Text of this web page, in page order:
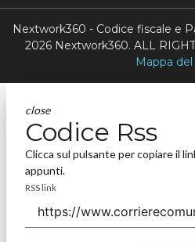
Nextwork360 - Codice fiscale e
2026 Nextwork360. ALL
Mappa
close
Codice Rss
Clicca sul pulsante per copiare il
appunti.
RSS link